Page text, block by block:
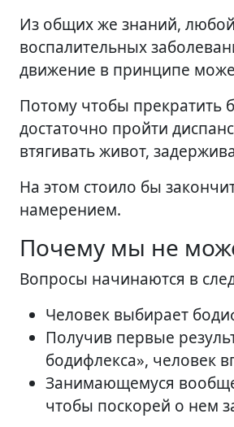
Из общих же знаний, любой
воспалительных
движение в принципе
Потому чтобы прекратить
достаточно пройти
втягивать живот,
На этом стоило бы
намерением.
Почему мы не
Вопросы начинаются в
Человек выбирает
Получив первые
бодифлекса», человек
Занимающемуся
чтобы поскорей о нем